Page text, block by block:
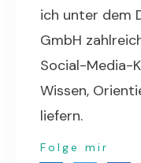
ich unter dem
GmbH
Social-Media-
Wissen,
liefern.
Folge mir